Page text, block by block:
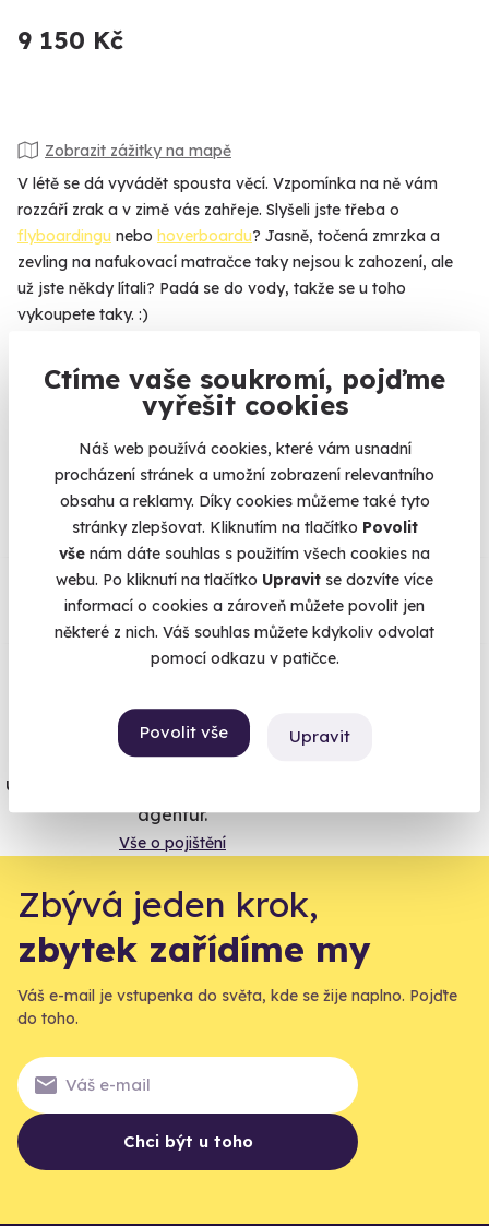
Ctíme vaše soukromí, pojďme
vyřešit cookies
Náš web používá cookies, které vám usnadní
procházení stránek a umožní zobrazení relevantního
obsahu a reklamy. Díky cookies můžeme také tyto
stránky zlepšovat. Kliknutím na tlačítko Povolit
vše nám dáte souhlas s použitím všech cookies na
webu. Po kliknutí na tlačítko Upravit se dozvíte více
informací o cookies a zároveň můžete povolit jen
některé z nich. Váš souhlas můžete kdykoliv odvolat
pomocí odkazu v patičce.
Povolit vše Upravit
9 150 Kč
Zobrazit zážitky na mapě
V létě se dá vyvádět spousta věcí. Vzpomínka na ně vám
rozzáří zrak a v zimě vás zahřeje. Slyšeli jste třeba o
flyboardingu nebo hoverboardu? Jasně, točená zmrzka a
zevling na nafukovací matračce taky nejsou k zahození, ale
už jste někdy lítali? Padá se do vody, takže se u toho
vykoupete taky. :)
heureka.cz
96% spokojenost zákazníků.
Co si o nás myslí
Zobraz ohlasy
Jeden nikdy neví. Máme nejvyšší
úrazové pojištění z nabídky zážitkových
agentur.
Vše o pojištění
Zbývá jeden krok,
zbytek zařídíme my
Váš e-mail je vstupenka do světa, kde se žije naplno. Pojďte
do toho.
Chci být u toho